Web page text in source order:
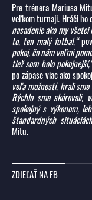
Pre trénera Mariusa
veľkom turnaji. Hráči ho
nasadenie ako my
to, ten malý futbal,“
pokoj, čo nám veľmi
tiež som bolo
po zápase viac ako
veľa možností, hrali
Rýchlo sme skórovali,
spokojný s výkonom,
štandardných
Mitu.
ZDIEĽAŤ NA FB